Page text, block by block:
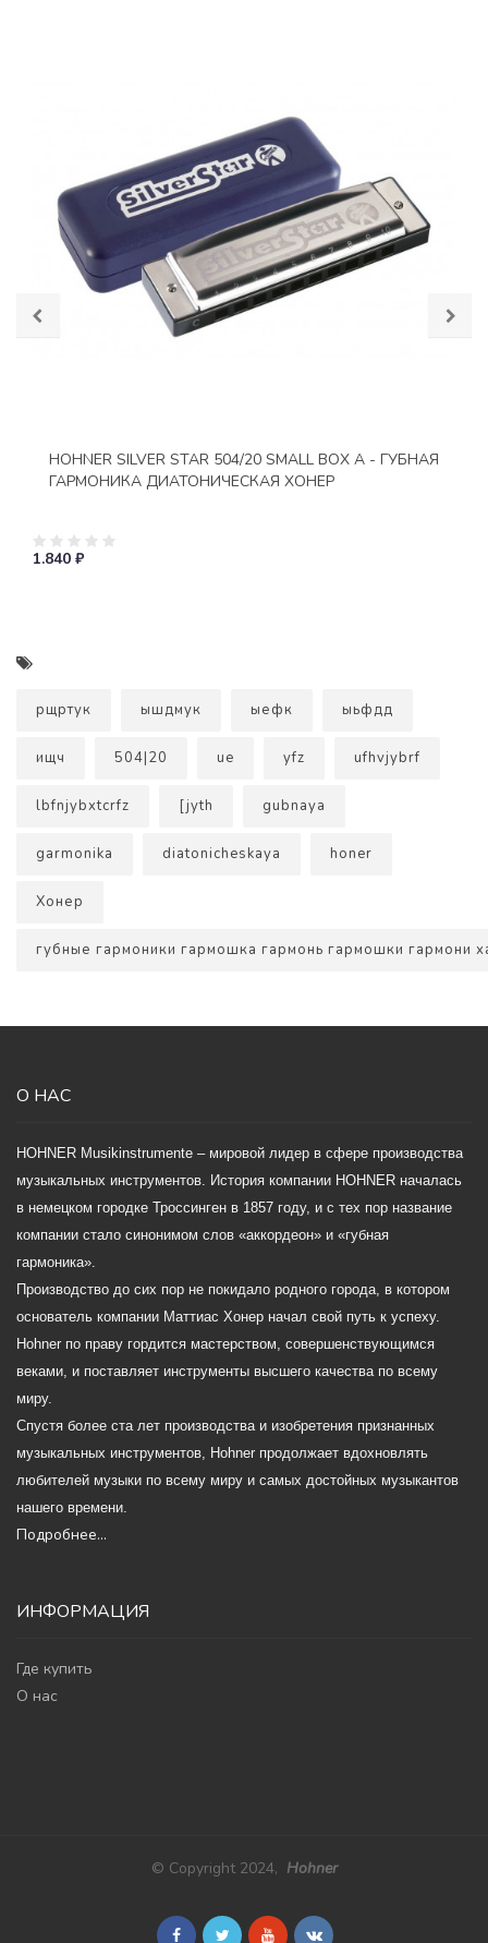
HOHNER SILVER STAR 504/20 SMALL BOX A - ГУБНАЯ
ГАРМОНИКА ДИАТОНИЧЕСКАЯ ХОНЕР
1.840 ₽
рщртук ышдмук ыефк ыьфдд
ищч 504|20 ue yfz ufhvjybrf
lbfnjybxtcrfz [jyth gubnaya
garmonika diatonicheskaya honer
Хонер
губные гармоники гармошка гармонь гармошки
О НАС
HOHNER Musikinstrumente – мировой лидер в сфере производства
музыкальных инструментов. История компании HOHNER началась
в немецком городке Троссинген в 1857 году, и с тех пор название
компании стало синонимом слов «аккордеон» и «губная
гармоника».
Производство до сих пор не покидало родного города, в котором
основатель компании Маттиас Хонер начал свой путь к успеху.
Hohner по праву гордится мастерством, совершенствующимся
веками, и поставляет инструменты высшего качества по всему
миру.
Спустя более ста лет производства и изобретения признанных
музыкальных инструментов, Hohner продолжает вдохновлять
любителей музыки по всему миру и самых достойных музыкантов
нашего времени.
Подробнее...
ИНФОРМАЦИЯ
Где купить
О нас
© Copyright 2024, Hohner